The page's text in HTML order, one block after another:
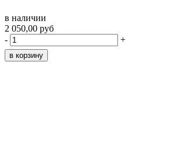
в наличии
2 050,00 руб
-
+